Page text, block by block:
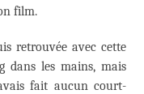
film.
retrouvée avec cette
dans les mains, mais
fait aucun court-